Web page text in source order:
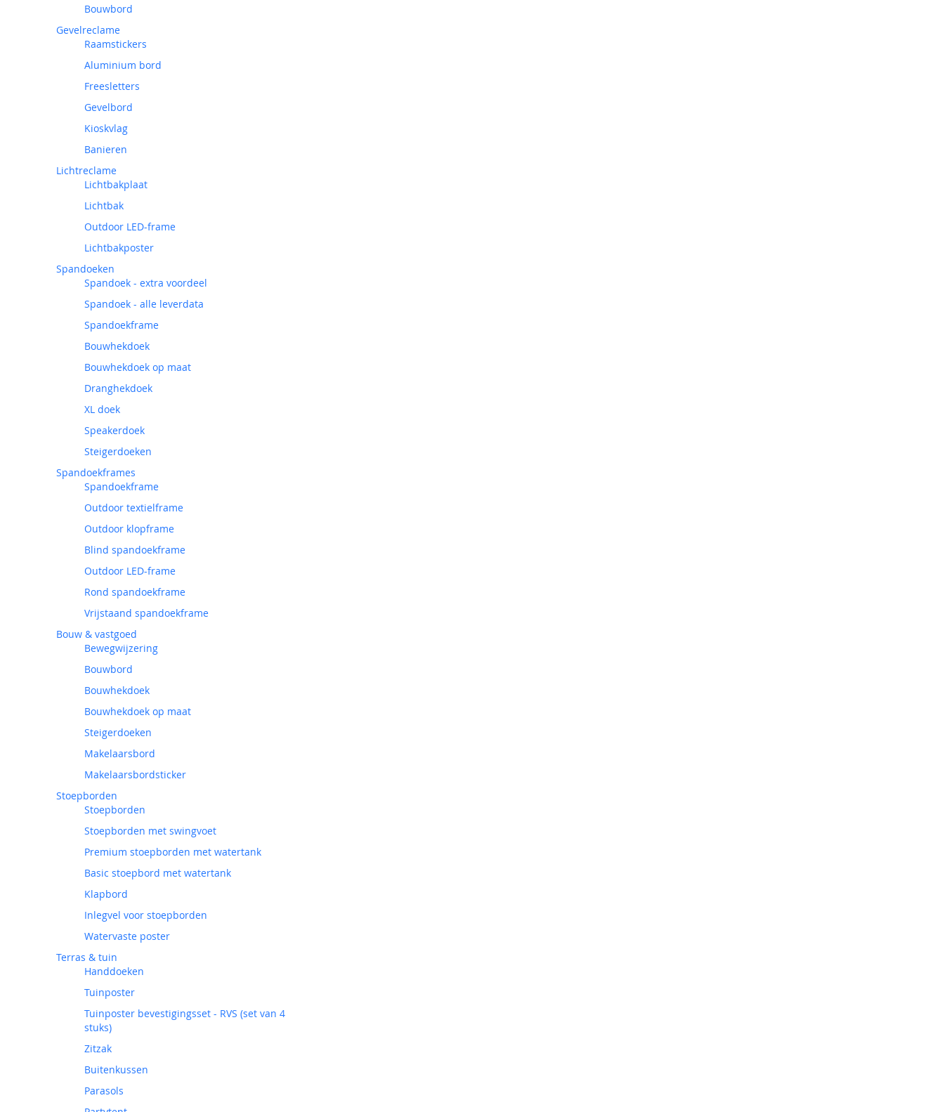
Bouwbord
Gevelreclame
Raamstickers
Aluminium bord
Freesletters
Gevelbord
Kioskvlag
Banieren
Lichtreclame
Lichtbakplaat
Lichtbak
Outdoor LED-frame
Lichtbakposter
Spandoeken
Spandoek - extra voordeel
Spandoek - alle leverdata
Spandoekframe
Bouwhekdoek
Bouwhekdoek op maat
Dranghekdoek
XL doek
Speakerdoek
Steigerdoeken
Spandoekframes
Spandoekframe
Outdoor textielframe
Outdoor klopframe
Blind spandoekframe
Outdoor LED-frame
Rond spandoekframe
Vrijstaand spandoekframe
Bouw & vastgoed
Bewegwijzering
Bouwbord
Bouwhekdoek
Bouwhekdoek op maat
Steigerdoeken
Makelaarsbord
Makelaarsbordsticker
Stoepborden
Stoepborden
Stoepborden met swingvoet
Premium stoepborden met watertank
Basic stoepbord met watertank
Klapbord
Inlegvel voor stoepborden
Watervaste poster
Terras & tuin
Handdoeken
Tuinposter
Tuinposter bevestigingsset - RVS (set van 4
stuks)
Zitzak
Buitenkussen
Parasols